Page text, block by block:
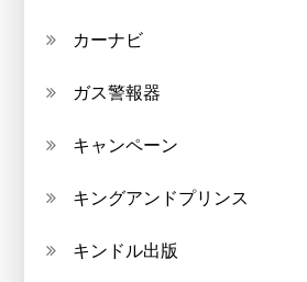
カーナビ
ガス警報器
キャンペーン
キングアンドプリンス
キンドル出版